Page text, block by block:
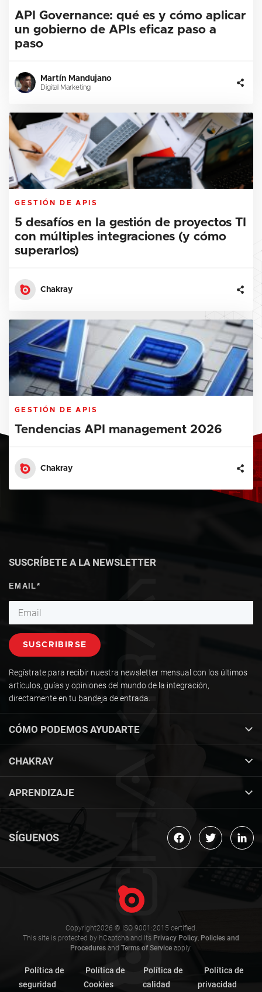
API Governance: qué es y cómo aplicar
un gobierno de APIs eficaz paso a
paso
Martín Mandujano
Digital Marketing
GESTIÓN DE APIS
5 desafíos en la gestión de proyectos TI
con múltiples integraciones (y cómo
superarlos)
Chakray
GESTIÓN DE APIS
Tendencias API management 2026
Chakray
CÓMO PODEMOS AYUDARTE
CHAKRAY
APRENDIZAJE
SUSCRÍBETE A LA NEWSLETTER
Regístrate para recibir nuestra newsletter mensual con los últimos
artículos, guías y opiniones del mundo de la integración,
directamente en tu bandeja de entrada.
SÍGUENOS
Copyright2026 © ISO 9001:2015 certified.
This site is protected by hCaptcha and its Privacy Policy, Policies and
Procedures and Terms of Service apply.
Política de
seguridad
Política de
Cookies
Política de
calidad
Política de
privacidad